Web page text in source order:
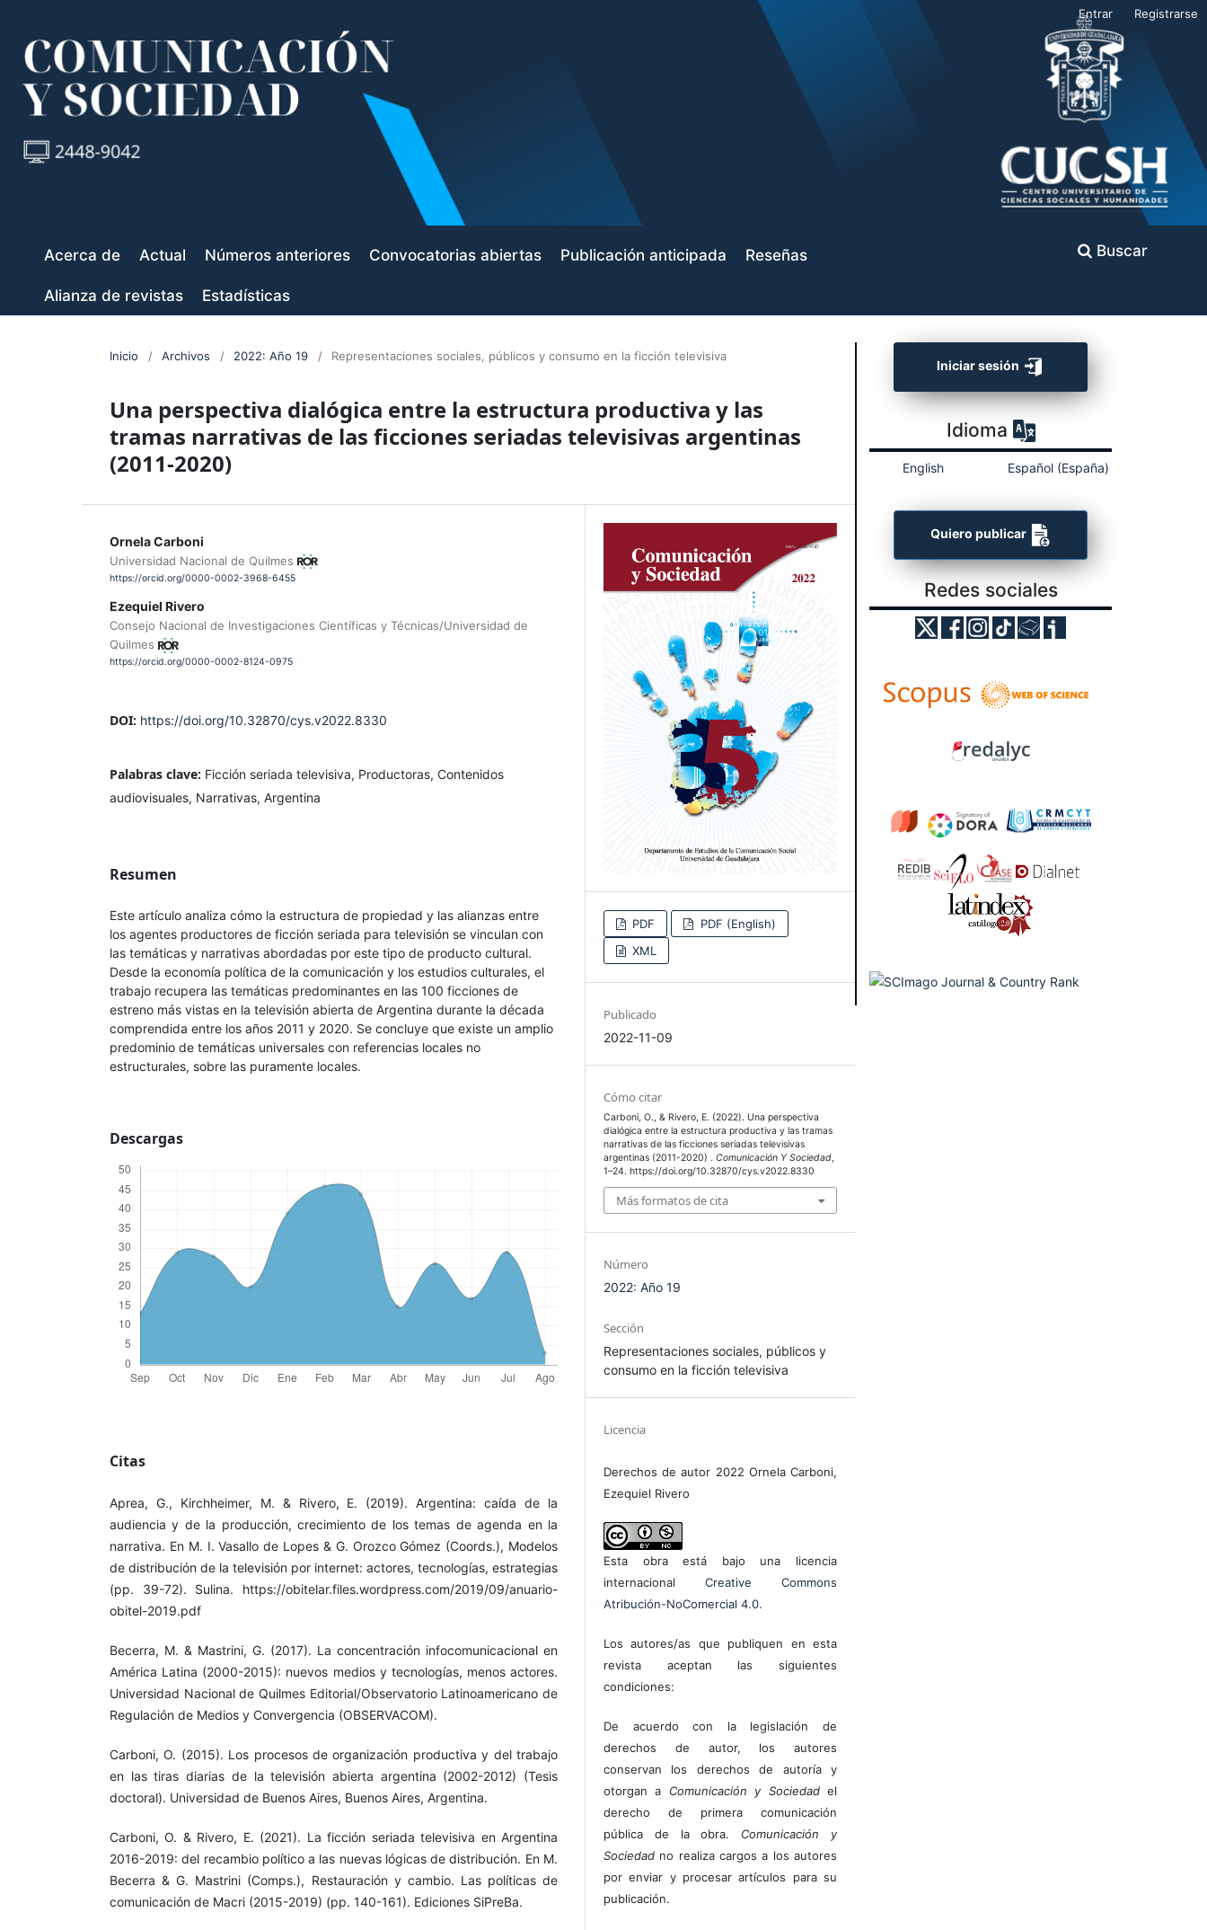
Acerca de Actual Números anteriores Convocatorias abiertas Publicación anticipada Reseñas
Alianza de revistas Estadísticas
Buscar
Entrar Registrarse
Inicio / Archivos / 2022: Año 19 / Representaciones sociales, públicos y consumo en la ficción televisiva
Una perspectiva dialógica entre la estructura productiva y las
tramas narrativas de las ficciones seriadas televisivas argentinas
(2011-2020)
Ornela Carboni
Universidad Nacional de Quilmes
https://orcid.org/0000-0002-3968-6455
Ezequiel Rivero
Consejo Nacional de Investigaciones Científicas y Técnicas/Universidad de
Quilmes
https://orcid.org/0000-0002-8124-0975
DOI: https://doi.org/10.32870/cys.v2022.8330
Palabras clave: Ficción seriada televisiva, Productoras, Contenidos
audiovisuales, Narrativas, Argentina
Resumen
Este artículo analiza cómo la estructura de propiedad y las alianzas entre
los agentes productores de ficción seriada para televisión se vinculan con
las temáticas y narrativas abordadas por este tipo de producto cultural.
Desde la economía política de la comunicación y los estudios culturales, el
trabajo recupera las temáticas predominantes en las 100 ficciones de
estreno más vistas en la televisión abierta de Argentina durante la década
comprendida entre los años 2011 y 2020. Se concluye que existe un amplio
predominio de temáticas universales con referencias locales no
estructurales, sobre las puramente locales.
Descargas
Citas
Aprea, G., Kirchheimer, M. & Rivero, E. (2019). Argentina: caída de la
audiencia y de la producción, crecimiento de los temas de agenda en la
narrativa. En M. I. Vasallo de Lopes & G. Orozco Gómez (Coords.), Modelos
de distribución de la televisión por internet: actores, tecnologías, estrategias
(pp. 39-72). Sulina. https://obitelar.files.wordpress.com/2019/09/anuario-
obitel-2019.pdf
Becerra, M. & Mastrini, G. (2017). La concentración infocomunicacional en
América Latina (2000-2015): nuevos medios y tecnologías, menos actores.
Universidad Nacional de Quilmes Editorial/Observatorio Latinoamericano de
Regulación de Medios y Convergencia (OBSERVACOM).
Carboni, O. (2015). Los procesos de organización productiva y del trabajo
en las tiras diarias de la televisión abierta argentina (2002-2012) (Tesis
doctoral). Universidad de Buenos Aires, Buenos Aires, Argentina.
Carboni, O. & Rivero, E. (2021). La ficción seriada televisiva en Argentina
2016-2019: del recambio político a las nuevas lógicas de distribución. En M.
Becerra & G. Mastrini (Comps.), Restauración y cambio. Las políticas de
comunicación de Macri (2015-2019) (pp. 140-161). Ediciones SiPreBa.
PDF
PDF (English)
XML
Publicado
2022-11-09
Cómo citar
Carboni, O., & Rivero, E. (2022). Una perspectiva
dialógica entre la estructura productiva y las tramas
narrativas de las ficciones seriadas televisivas
argentinas (2011-2020) .Comunicación Y Sociedad,
1–24. https://doi.org/10.32870/cys.v2022.8330
Más formatos de cita
Número
2022: Año 19
Sección
Representaciones sociales, públicos y
consumo en la ficción televisiva
Licencia
Derechos de autor 2022 Ornela Carboni,
Ezequiel Rivero
Esta obra está bajo una licencia
internacional Creative Commons
Atribución-NoComercial 4.0.
Los autores/as que publiquen en esta
revista aceptan las siguientes
condiciones:
De acuerdo con la legislación de
derechos de autor, los autores
conservan los derechos de autoría y
otorgan a Comunicación y Sociedadel
derecho de primera comunicación
pública de la obra. Comunicación y
Sociedad no realiza cargos a los autores
por enviar y procesar artículos para su
publicación.
Iniciar sesión
Idioma
English Español (España)
Quiero publicar
Redes sociales